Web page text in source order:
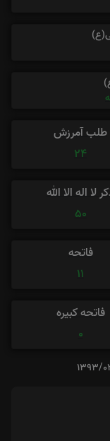
طلب آمرزش
24
لا اله الا الله
50
فاتحه
11
فاتحه کبیره
0